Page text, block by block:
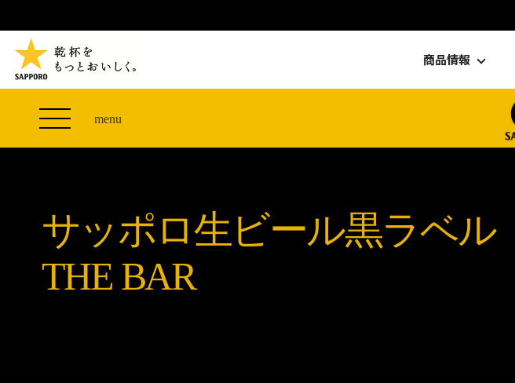
商品情報
menu
THE PERFECT 黒ラベル WAGON -LIVE DRAFT-
「満天☆青空レストラン」コラボキャンペーン
Collaboration
「丸くなるな、☆星になれ。」限定デザイン缶数量
サッポロ生ビール黒ラベル
オカズデザインが提案する
黒ラベルに合う食40選
ザ・パーフェクト黒ラベルが飲めるお店
CLUB 黒ラベル
サッポロ生ビール黒ラベル
THE BAR